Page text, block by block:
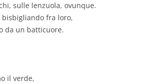
sulle lenzuola, ovunque.
bisbigliando fra loro,
da un batticuore.
il verde,